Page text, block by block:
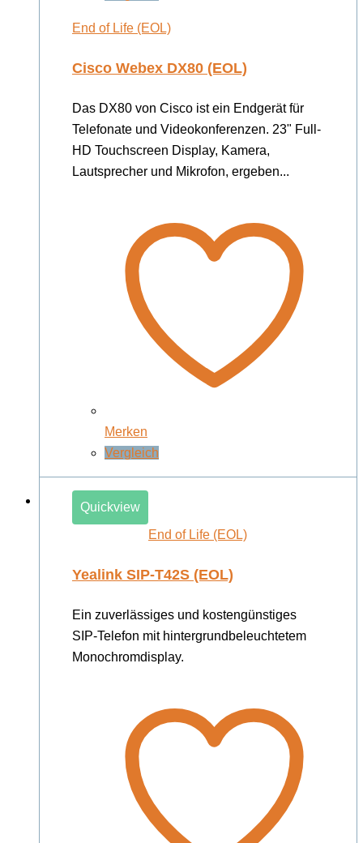
End of Life (EOL)
Cisco Webex DX80 (EOL)
Das DX80 von Cisco ist ein Endgerät für
Telefonate und Videokonferenzen. 23" Full-
HD Touchscreen Display, Kamera,
Lautsprecher und Mikrofon, ergeben...
Merken
Vergleich
Quickview
End of Life (EOL)
Yealink SIP-T42S (EOL)
Ein zuverlässiges und kostengünstiges
SIP-Telefon mit hintergrundbeleuchtetem
Monochromdisplay.